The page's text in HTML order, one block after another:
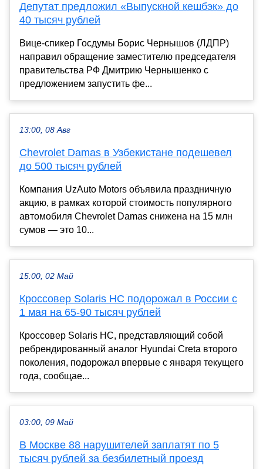
Депутат предложил «Выпускной кешбэк» до
40 тысяч рублей
Вице-спикер Госдумы Борис Чернышов (ЛДПР)
направил обращение заместителю председателя
правительства РФ Дмитрию Чернышенко с
предложением запустить фе...
13:00, 08 Авг
Chevrolet Damas в Узбекистане подешевел
до 500 тысяч рублей
Компания UzAuto Motors объявила праздничную
акцию, в рамках которой стоимость популярного
автомобиля Chevrolet Damas снижена на 15 млн
сумов — это 10...
15:00, 02 Май
Кроссовер Solaris HC подорожал в России с
1 мая на 65-90 тысяч рублей
Кроссовер Solaris HC, представляющий собой
ребрендированный аналог Hyundai Creta второго
поколения, подорожал впервые с января текущего
года, сообщае...
03:00, 09 Май
В Москве 88 нарушителей заплатят по 5
тысяч рублей за безбилетный проезд